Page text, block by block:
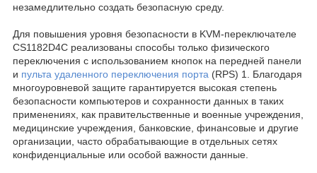
незамедлительно создать безопасную среду.
Для повышения уровня безопасности в KVM-переключателе
CS1182D4C реализованы способы только физического
переключения с использованием кнопок на передней панели
и пульта удаленного переключения порта (RPS) 1
. Благодаря
многоуровневой защите гарантируется высокая степень
безопасности компьютеров и сохранности данных в таких
применениях, как правительственные и военные учреждения,
медицинские учреждения, банковские, финансовые и другие
организации, часто обрабатывающие в отдельных сетях
конфиденциальные или особой важности данные.